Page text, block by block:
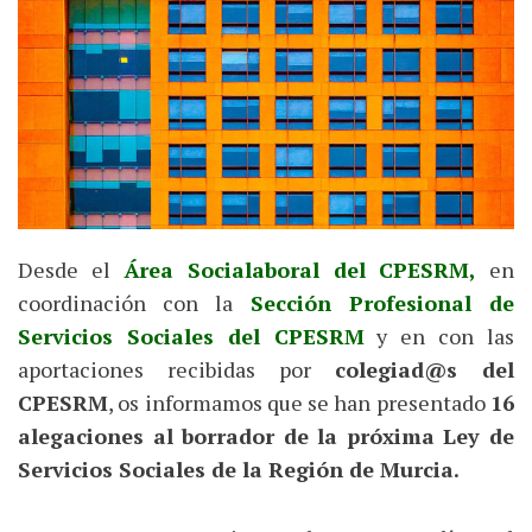
Desde el Área Socialaboral del CPESRM, en
coordinación con la Sección Profesional de
Servicios Sociales del CPESRMy en con las
aportaciones recibidas por colegiad@s del
CPESRM, os informamos que se han presentado 16
alegaciones al borrador de la próxima Ley de
Servicios Sociales de la Región de Murcia.